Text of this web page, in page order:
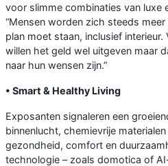
voor slimme combinaties van luxe
“Mensen worden zich steeds
plan moet staan, inclusief
willen het geld wel uitgeven maar
naar hun wensen zijn.”
• Smart & Healthy Living
Exposanten signaleren een
binnenlucht, chemievrije
gezondheid, comfort en
technologie – zoals domotica of